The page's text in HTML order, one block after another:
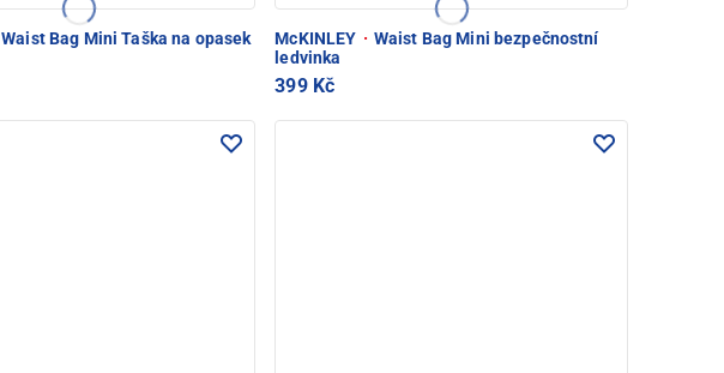
Waist Bag Mini Taška na opasek McKINLEY · Waist Bag Mini bezpečnostní
ledvinka
399 Kč